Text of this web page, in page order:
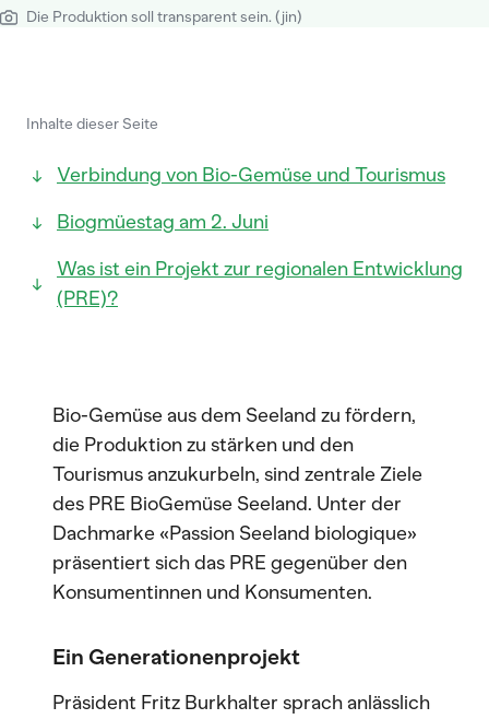
Die Produktion soll transparent sein. (jin)
Inhalte dieser Seite
Verbindung von Bio-Gemüse und Tourismus
Biogmüestag am 2. Juni
Was ist ein Projekt zur regionalen Entwicklung
(PRE)?
Bio-Gemüse aus dem Seeland zu fördern,
die Produktion zu stärken und den
Tourismus anzukurbeln, sind zentrale Ziele
des PRE BioGemüse Seeland. Unter der
Dachmarke «Passion Seeland biologique»
präsentiert sich das PRE gegenüber den
Konsumentinnen und Konsumenten.
Ein Generationenprojekt
Präsident Fritz Burkhalter sprach anlässlich